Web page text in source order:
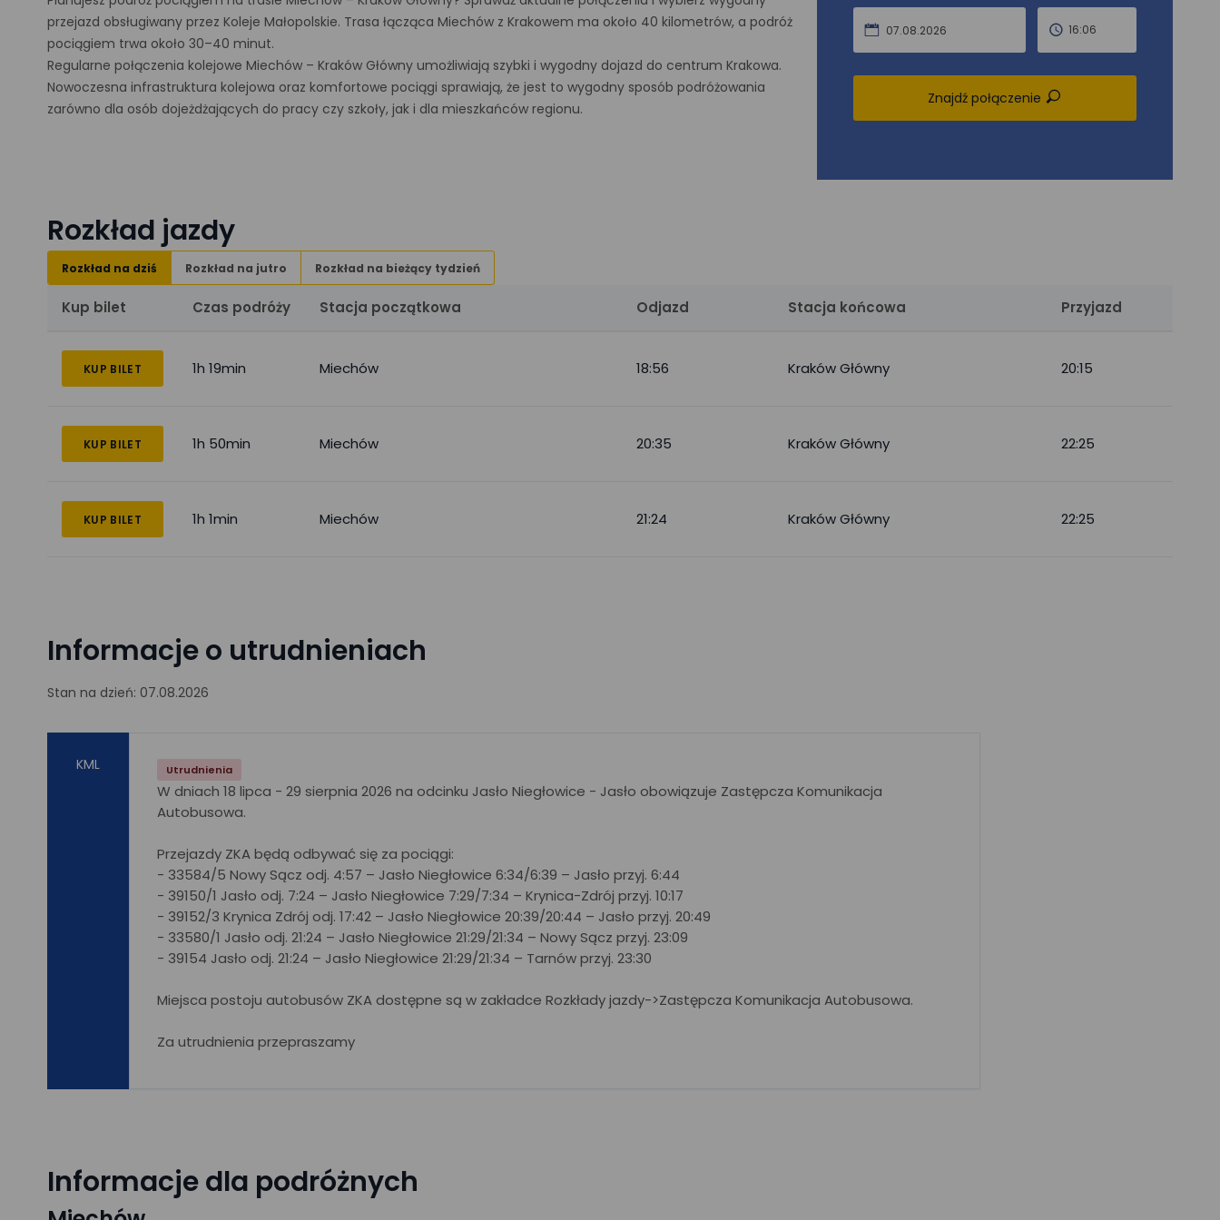
przejazd obsługiwany przez Koleje Małopolskie. Trasa łącząca Miechów z Krakowem ma około 40 kilometrów, a podróż
pociągiem trwa około 30–40 minut.
Regularne połączenia kolejowe Miechów – Kraków Główny umożliwiają szybki i wygodny dojazd do centrum Krakowa.
Nowoczesna infrastruktura kolejowa oraz komfortowe pociągi sprawiają, że jest to wygodny sposób podróżowania
zarówno dla osób dojeżdżających do pracy czy szkoły, jak i dla mieszkańców regionu.
07.08.2026 16:06
Znajdź połączenie
Rozkład jazdy
Rozkład na dziś Rozkład na jutro Rozkład na bieżący tydzień
Kup bilet Czas podróży Stacja początkowa Odjazd Stacja końcowa Przyjazd
KUP BILET 1h 19min Miechów 18:56 Kraków Główny 20:15
KUP BILET 1h 50min Miechów 20:35 Kraków Główny 22:25
KUP BILET 1h 1min Miechów 21:24 Kraków Główny 22:25
Informacje o utrudnieniach
Stan na dzień: 07.08.2026
KML Utrudnienia
W dniach 18 lipca - 29 sierpnia 2026 na odcinku Jasło Niegłowice - Jasło obowiązuje Zastępcza Komunikacja
Autobusowa.
Przejazdy ZKA będą odbywać się za pociągi:
- 33584/5 Nowy Sącz odj. 4:57 – Jasło Niegłowice 6:34/6:39 – Jasło przyj. 6:44
- 39150/1 Jasło odj. 7:24 – Jasło Niegłowice 7:29/7:34 – Krynica-Zdrój przyj. 10:17
- 39152/3 Krynica Zdrój odj. 17:42 – Jasło Niegłowice 20:39/20:44 – Jasło przyj. 20:49
- 33580/1 Jasło odj. 21:24 – Jasło Niegłowice 21:29/21:34 – Nowy Sącz przyj. 23:09
- 39154 Jasło odj. 21:24 – Jasło Niegłowice 21:29/21:34 – Tarnów przyj. 23:30
Miejsca postoju autobusów ZKA dostępne są w zakładce Rozkłady jazdy->Zastępcza Komunikacja Autobusowa.
Za utrudnienia przepraszamy
Informacje dla podróżnych